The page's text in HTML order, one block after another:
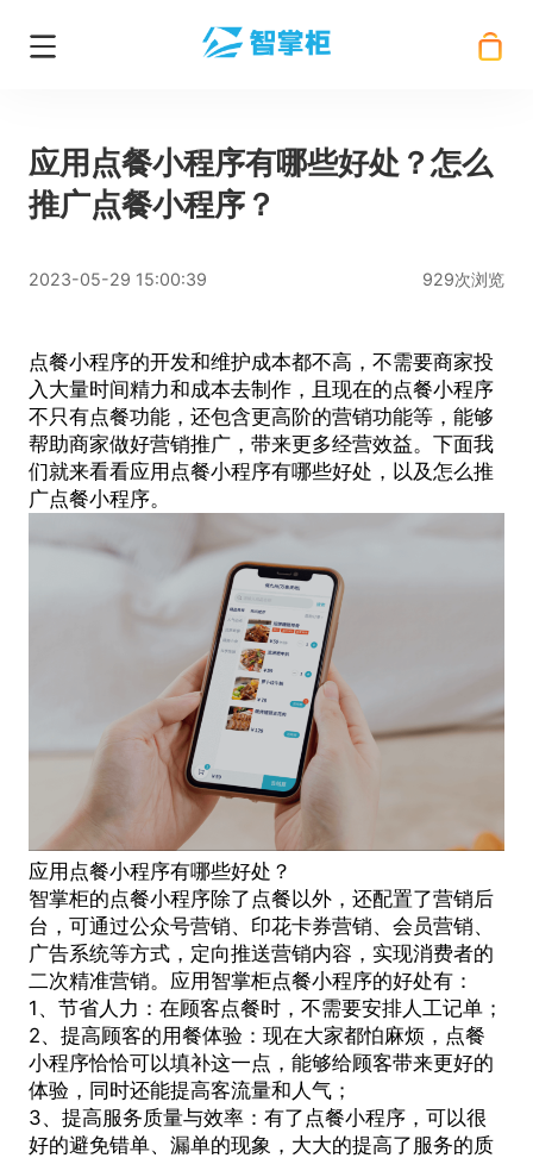
应用点餐小程序有哪些好处？怎么
推广点餐小程序？
2023-05-29 15:00:39 929次浏览
点餐小程序的开发和维护成本都不高，不需要商家投
入大量时间精力和成本去制作，且现在的点餐小程序
不只有点餐功能，还包含更高阶的营销功能等，能够
帮助商家做好营销推广，带来更多经营效益。下面我
们就来看看应用点餐小程序有哪些好处，以及怎么推
广点餐小程序。
应用点餐小程序有哪些好处？
智掌柜的点餐小程序除了点餐以外，还配置了营销后
台，可通过公众号营销、印花卡券营销、会员营销、
广告系统等方式，定向推送营销内容，实现消费者的
二次精准营销。应用智掌柜点餐小程序的好处有：
1、节省人力：在顾客点餐时，不需要安排人工记单；
2、提高顾客的用餐体验：现在大家都怕麻烦，点餐
小程序恰恰可以填补这一点，能够给顾客带来更好的
体验，同时还能提高客流量和人气；
3、提高服务质量与效率：有了点餐小程序，可以很
好的避免错单、漏单的现象，大大的提高了服务的质